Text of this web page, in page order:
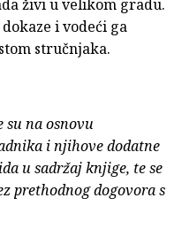
živi u velikom gradu.
i vodeći ga
stručnjaka.
su na osnovu
i njihove dodatne
u sadržaj knjige, te se
prethodnog dogovora s